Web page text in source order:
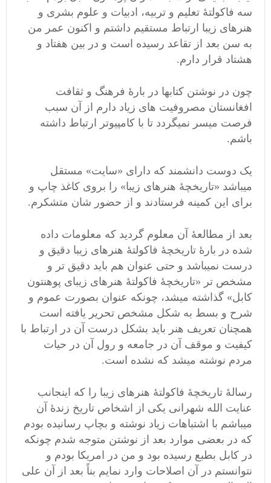
سه فاکولتۀ تعلیم و تربیه، ادبیات و علوم بشری و
هنرهای زیبا ارتباط مستقیم داشتم و اکنون عمر من
به سن بعد از تقاعد رسیده است و در بین هفتاد و
هشتاد قرار دارم.
چون در نوشتن کتابها در بارۀ فرهنگ و ثقافت
افغانستان مصروفیت های زیاد دارم از آن سبب
فرصت میسر نمیگردد تا با کامپیوتر ارتباط داشته
باشم.
یک دوست دانشمند که دارای «سایت» مستقل
میباشد «تاریخچۀ هنرهای زیبا» را بروی کاغذ چاپ و
برای این کمینه فرستادند و از حضور شان متشکرم.
بعد از مطالعۀ آن معلوم گردید که معلومات داده
شده در بارۀ تاریخچۀ فاکولتۀ هنرهای زیبا دقیق و
درست نمیباشد و حتی عنوان هم باید دقیق تر و
مشخص تر «تاریخچۀ فاکولتۀ هنرهای زیبای پوهنتون
کابل» گذاشته میشد، چونکه عنوان بصورت عموم و
شرح و بسط به شکل مشخص تحریر یافته است
همچنان تعریف هنر باید بشکل درست آن در ارتباط با
کیفیت و موقف آن در جامعه و رول آن در حیات
مردم نوشته میشد که نشده است.
رسالۀ تاریخچۀ فاکولتۀ هنرهای زیبا را که اینجانب
عنایت الله شهرانی یکی از اشخاص تاریخ زندۀ آن
میباشم با اشتباهات زیاد نوشته و بچاپ رسانیده بودم
که در بعضی موارد بعد از نوشتن متوجه شدم چونکه
در کابل بطبع رسیده بود و من در امریکا بودم و
نتوانستم در آن اصلاحات وارد نمایم بناً بعد از آن علی